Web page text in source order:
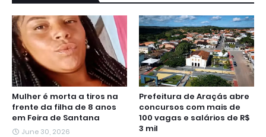
Mulher é morta a tiros na
frente da filha de 8 anos
em Feira de Santana
June 30, 2026
Prefeitura de Araçás abre
concursos com mais de
100 vagas e salários de R$
3 mil